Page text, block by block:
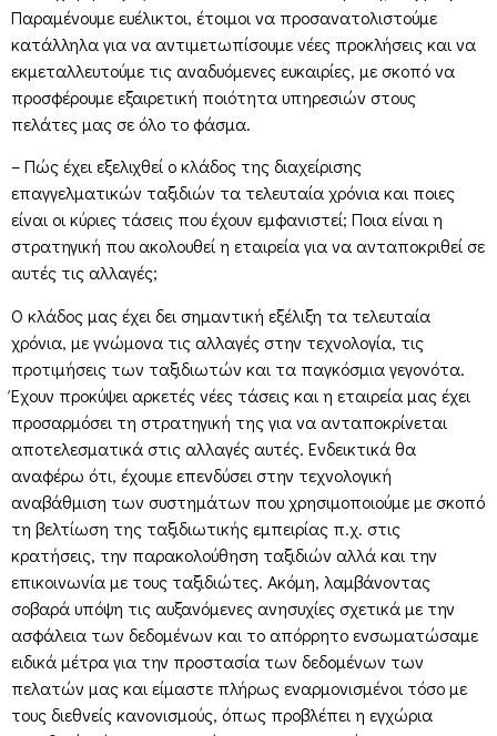
Παραμένουμε ευέλικτοι, έτοιμοι να προσανατολιστούμε
κατάλληλα για να αντιμετωπίσουμε νέες προκλήσεις και να
εκμεταλλευτούμε τις αναδυόμενες ευκαιρίες, με σκοπό να
προσφέρουμε εξαιρετική ποιότητα υπηρεσιών στους
πελάτες μας σε όλο το φάσμα.
– Πώς έχει εξελιχθεί ο κλάδος της διαχείρισης
επαγγελματικών ταξιδιών τα τελευταία χρόνια και ποιες
είναι οι κύριες τάσεις που έχουν εμφανιστεί; Ποια είναι η
στρατηγική που ακολουθεί η εταιρεία για να ανταποκριθεί σε
αυτές τις αλλαγές;
Ο κλάδος μας έχει δει σημαντική εξέλιξη τα τελευταία
χρόνια, με γνώμονα τις αλλαγές στην τεχνολογία, τις
προτιμήσεις των ταξιδιωτών και τα παγκόσμια γεγονότα.
Έχουν προκύψει αρκετές νέες τάσεις και η εταιρεία μας έχει
προσαρμόσει τη στρατηγική της για να ανταποκρίνεται
αποτελεσματικά στις αλλαγές αυτές. Ενδεικτικά θα
αναφέρω ότι, έχουμε επενδύσει στην τεχνολογική
αναβάθμιση των συστημάτων που χρησιμοποιούμε με σκοπό
τη βελτίωση της ταξιδιωτικής εμπειρίας π.χ. στις
κρατήσεις, την παρακολούθηση ταξιδιών αλλά και την
επικοινωνία με τους ταξιδιώτες. Ακόμη, λαμβάνοντας
σοβαρά υπόψη τις αυξανόμενες ανησυχίες σχετικά με την
ασφάλεια των δεδομένων και το απόρρητο ενσωματώσαμε
ειδικά μέτρα για την προστασία των δεδομένων των
πελατών μας και είμαστε πλήρως εναρμονισμένοι τόσο με
τους διεθνείς κανονισμούς, όπως προβλέπει η εγχώρια